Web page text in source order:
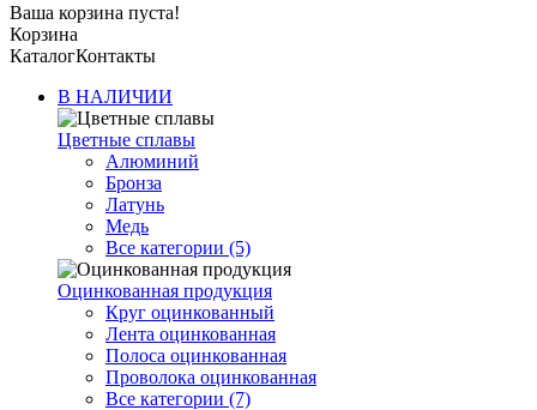
Ваша корзина пуста!
Корзина
КаталогКонтакты
В НАЛИЧИИ
Цветные сплавы
Алюминий
Бронза
Латунь
Медь
Все категории (5)
Оцинкованная продукция
Круг оцинкованный
Лента оцинкованная
Полоса оцинкованная
Проволока оцинкованная
Все категории (7)